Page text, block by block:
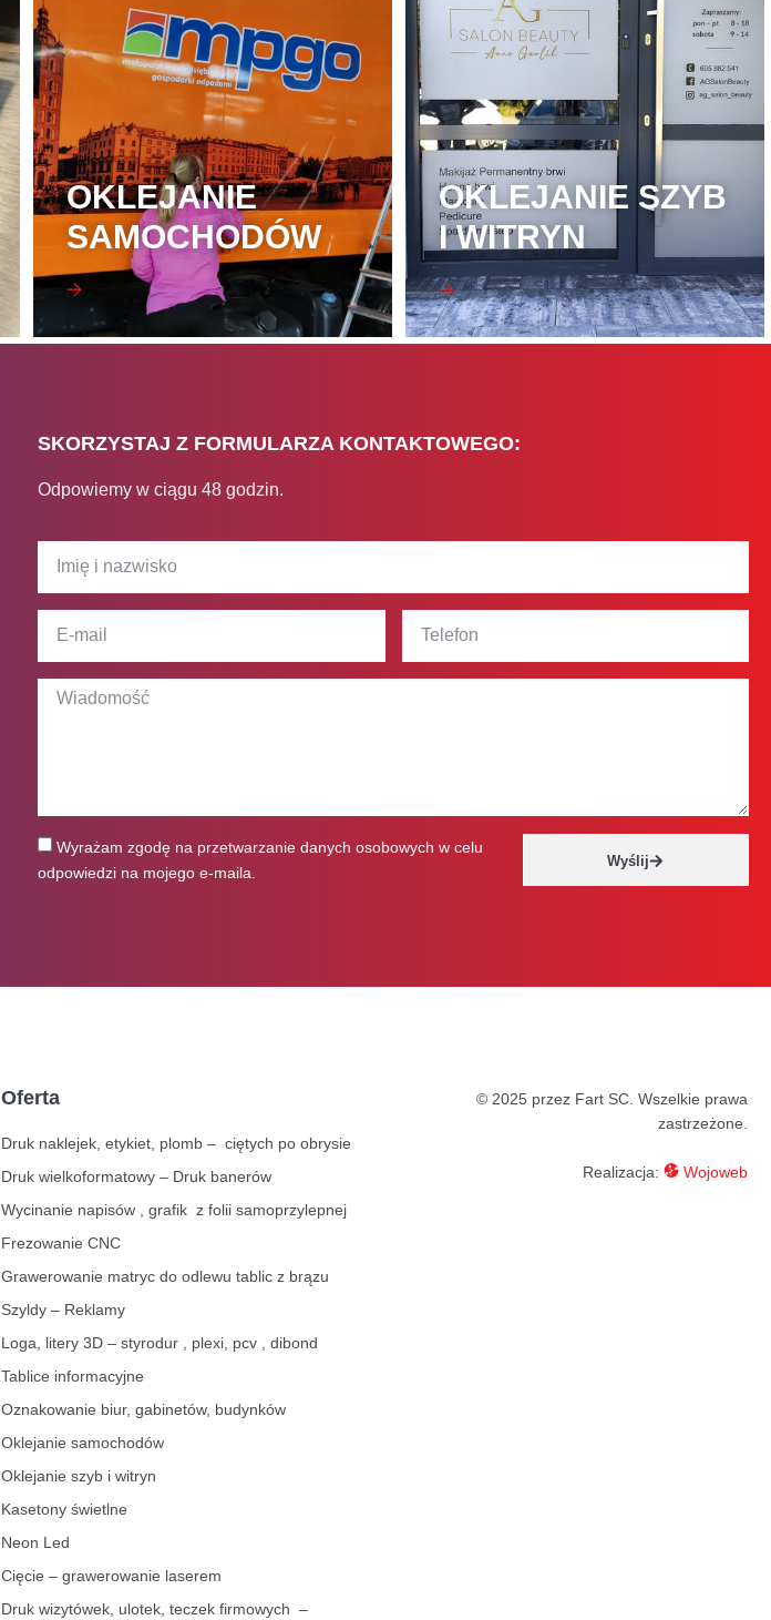
OKLEJANIE
SAMOCHODÓW
OKLEJANIE SZYB
I WITRYN
SKORZYSTAJ Z FORMULARZA KONTAKTOWEGO:
Odpowiemy w ciągu 48 godzin.
Wyrażam zgodę na przetwarzanie danych osobowych w celu
odpowiedzi na mojego e-maila.
Wyślij
Oferta
Druk naklejek, etykiet, plomb – ciętych po obrysie
Druk wielkoformatowy – Druk banerów
Wycinanie napisów , grafik z folii samoprzylepnej
Frezowanie CNC
Grawerowanie matryc do odlewu tablic z brązu
Szyldy – Reklamy
Loga, litery 3D – styrodur , plexi, pcv , dibond
Tablice informacyjne
Oznakowanie biur, gabinetów, budynków
Oklejanie samochodów
Oklejanie szyb i witryn
Kasetony świetlne
Neon Led
Cięcie – grawerowanie laserem
Druk wizytówek, ulotek, teczek firmowych –
© 2025 przez Fart SC. Wszelkie prawa
zastrzeżone.
Realizacja: Wojoweb